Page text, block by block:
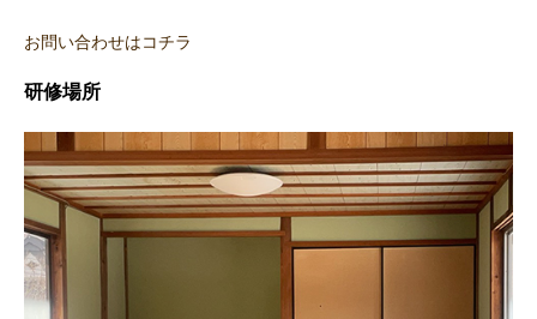
お問い合わせはコチラ
研修場所